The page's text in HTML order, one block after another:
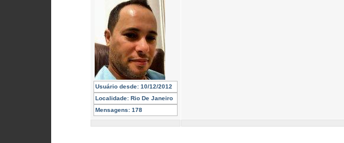
Usuário desde: 10/12/2012
Localidade: Rio De Janeiro
Mensagens: 178